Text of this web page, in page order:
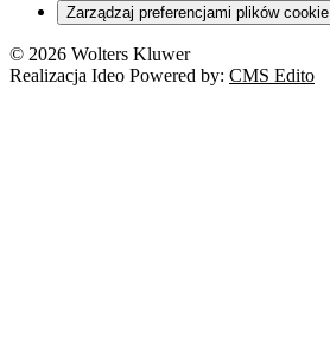
Zarządzaj preferencjami plików cookie
© 2026 Wolters Kluwer
Realizacja Ideo Powered by: CMS Edito